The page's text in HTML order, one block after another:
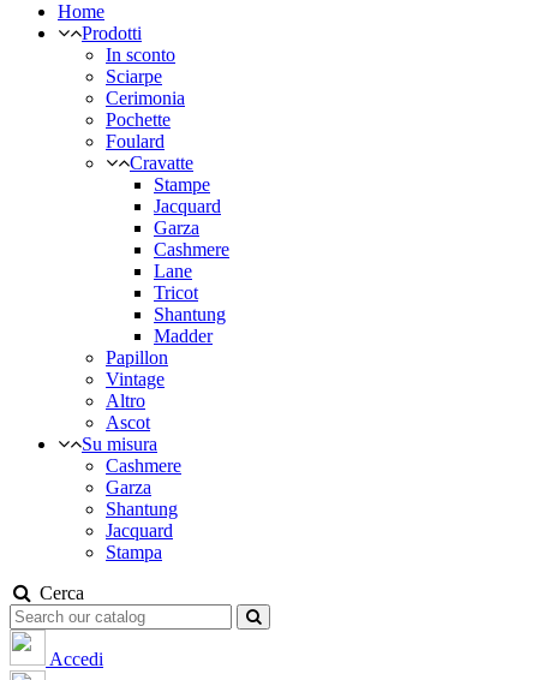
Home
Prodotti
In sconto
Sciarpe
Cerimonia
Pochette
Foulard
Cravatte
Stampe
Jacquard
Garza
Cashmere
Lane
Tricot
Shantung
Madder
Papillon
Vintage
Altro
Ascot
Su misura
Cashmere
Garza
Shantung
Jacquard
Stampa
Cerca
Accedi